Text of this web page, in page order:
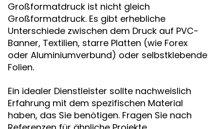
Großformatdruck ist nicht gleich
Großformatdruck. Es gibt erhebliche
Unterschiede zwischen dem Druck auf PVC-
Banner, Textilien, starre Platten (wie Forex
oder Aluminiumverbund) oder selbstklebende
Folien.
Ein idealer Dienstleister sollte nachweislich
Erfahrung mit dem spezifischen Material
haben, das Sie benötigen. Fragen Sie nach